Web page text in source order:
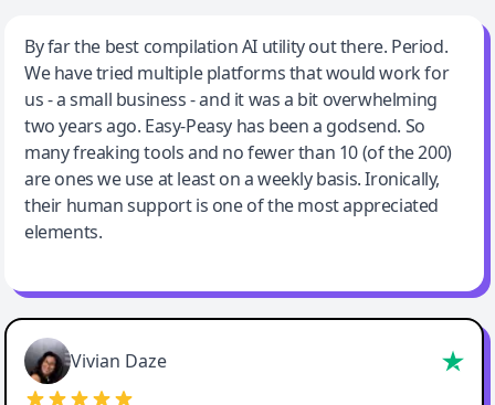
Jeff Wilson
By far the best compilation AI utility
By far the best compilation AI utility out there. Period.
We have tried multiple platforms that would work for
us - a small business - and it was a bit overwhelming
two years ago. Easy-Peasy has been a godsend. So
many freaking tools and no fewer than 10 (of the 200)
are ones we use at least on a weekly basis. Ironically,
their human support is one of the most appreciated
elements.
Vivian Daze